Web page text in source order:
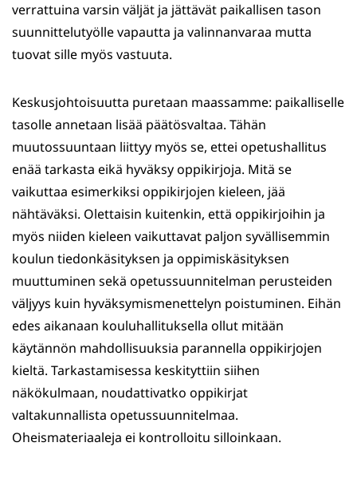
verrattuina varsin väljät ja jättävät paikallisen tason
suunnittelutyölle vapautta ja valinnanvaraa mutta
tuovat sille myös vastuuta.
Keskusjohtoisuutta puretaan maassamme: paikalliselle
tasolle annetaan lisää päätösvaltaa. Tähän
muutossuuntaan liittyy myös se, ettei opetushallitus
enää tarkasta eikä hyväksy oppikirjoja. Mitä se
vaikuttaa esimerkiksi oppikirjojen kieleen, jää
nähtäväksi. Olettaisin kuitenkin, että oppikirjoihin ja
myös niiden kieleen vaikuttavat paljon syvällisemmin
koulun tiedonkäsityksen ja oppimiskäsityksen
muuttuminen sekä opetussuunnitelman perusteiden
väljyys kuin hyväksymismenettelyn poistuminen. Eihän
edes aikanaan kouluhallituksella ollut mitään
käytännön mahdollisuuksia parannella oppikirjojen
kieltä. Tarkastamisessa keskityttiin siihen
näkökulmaan, noudattivatko oppikirjat
valtakunnallista opetussuunnitelmaa.
Oheismateriaaleja ei kontrolloitu silloinkaan.